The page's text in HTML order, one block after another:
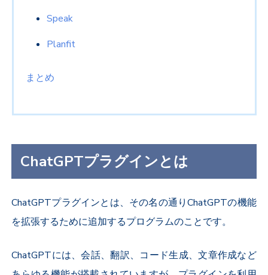
Speak
Planfit
まとめ
ChatGPTプラグインとは
ChatGPTプラグインとは、その名の通りChatGPTの機能
を拡張するために追加するプログラムのことです。
ChatGPTには、会話、翻訳、コード生成、文章作成など